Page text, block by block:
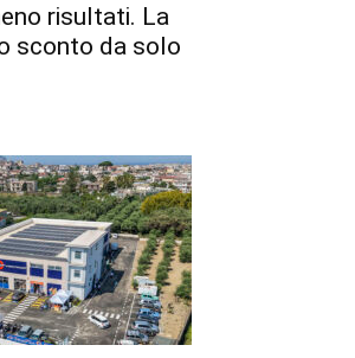
risultati. La
sconto da solo